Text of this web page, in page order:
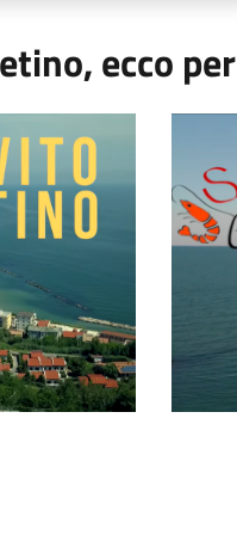
ecco
Chietino